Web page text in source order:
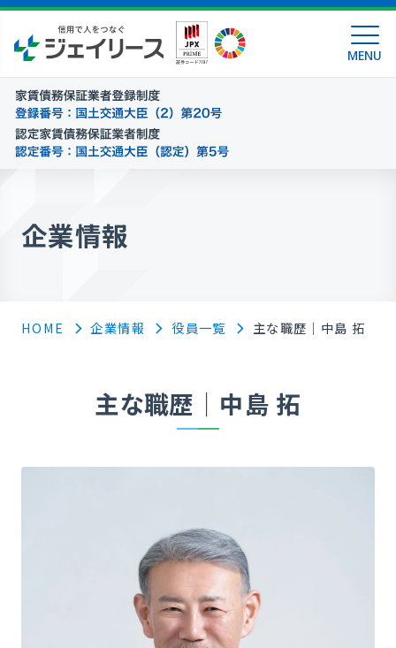
MENU
企業情報
HOME 企業情報 役員一覧 主な職歴｜中島 拓
主な職歴｜中島 拓